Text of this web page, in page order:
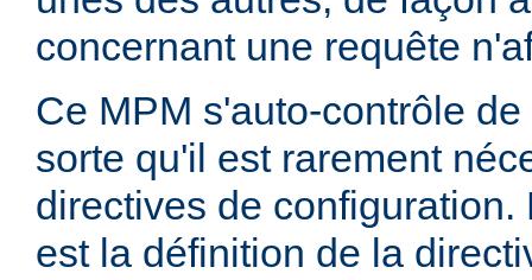
concernant une requête
Ce MPM s'auto-contrôle
sorte qu'il est rarement
directives de configuration.
est la définition de la